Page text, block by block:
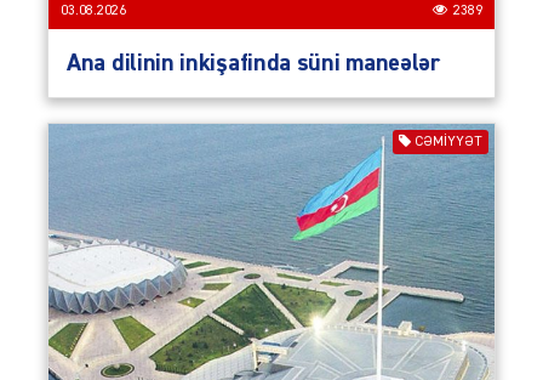
03.08.2026 2389
Ana dilinin inkişafinda süni maneələr
CƏMIYYƏT